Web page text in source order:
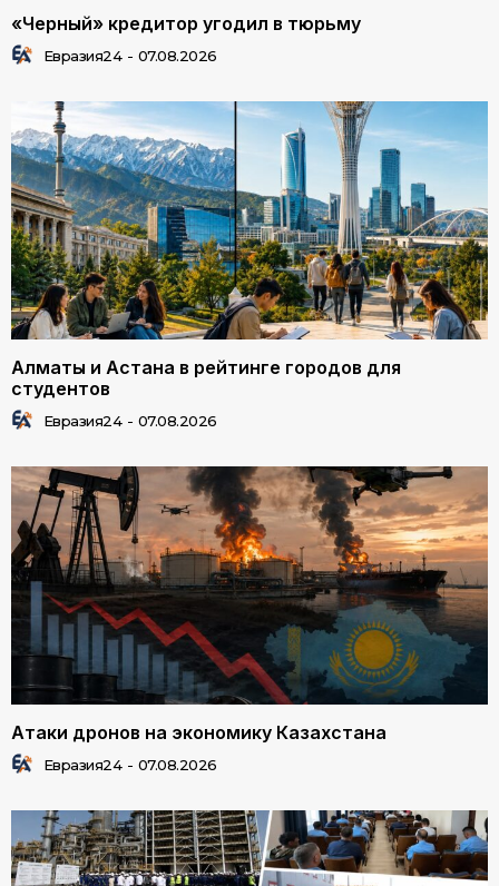
«Черный» кредитор угодил в тюрьму
Евразия24 - 07.08.2026
Алматы и Астана в рейтинге городов для
студентов
Евразия24 - 07.08.2026
Атаки дронов на экономику Казахстана
Евразия24 - 07.08.2026